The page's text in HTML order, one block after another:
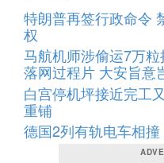
特朗普再签行政命令
权
马航机师涉偷运7万
落网过程片 大安旨意
白宫停机坪接近完工
重铺
德国2列有轨电车相